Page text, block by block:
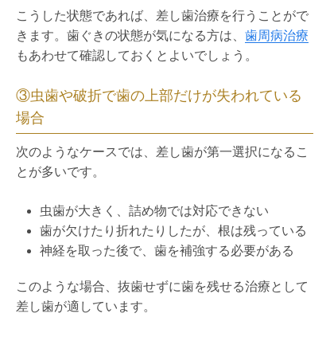
こうした状態であれば、差し歯治療を行うことがで
きます。歯ぐきの状態が気になる方は、 歯周病治療
もあわせて確認しておくとよいでしょう。
③虫歯や破折で歯の上部だけが失われている
場合
次のようなケースでは、差し歯が第一選択になるこ
とが多いです。
虫歯が大きく、詰め物では対応できない
歯が欠けたり折れたりしたが、根は残っている
神経を取った後で、歯を補強する必要がある
このような場合、抜歯せずに歯を残せる治療として
差し歯が適しています。